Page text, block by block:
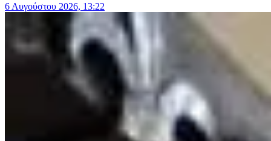
6 Αυγούστου 2026, 13:22